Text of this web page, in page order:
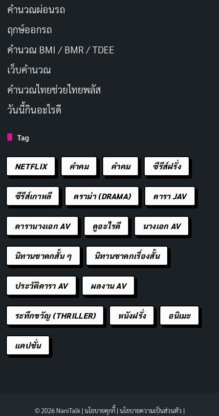
คำนวณผ่อนรถ
ฤกษ์ออกรถ
คำนวณ BMI / BMR / TDEE
เว็บคํานวณ
คํานวณไทยช่วยไทยพลัส
วันนี้กินอะไรดี
Tag
NETFLIX คำคม คําคม ซีรีส์ฝรั่ง
ซีรีส์เกาหลี ดราม่า (DRAMA) ดารา JAV
ดารานางเอก AV ดูอะไรดี นางเอก AV
นิทานชาดกสั้น ๆ นิทานชาดกเรื่องสั้น
ประวัติดารา AV ผลงาน AV
ระทึกขวัญ (THRILLER) หนังฝรั่ง อนิเมะ
แคปชั่น
© 2026 NaniTalk | นโยบายคุกกี้| นโยบายความเป็นส่วนตัว |